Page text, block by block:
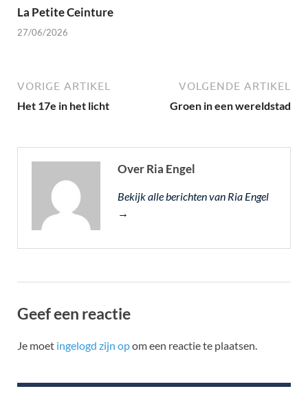
La Petite Ceinture
27/06/2026
VORIGE ARTIKEL
Het 17e in het licht
VOLGENDE ARTIKEL
Groen in een wereldstad
Over Ria Engel
Bekijk alle berichten van Ria Engel
→
Geef een reactie
Je moet ingelogd zijn opom een reactie te plaatsen.